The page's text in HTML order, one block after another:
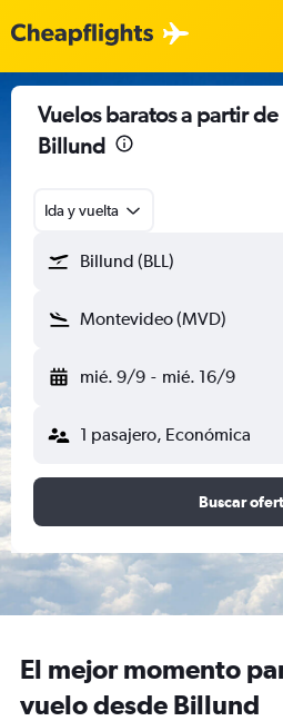
Vuelos baratos a partir
Billund
Ida y vuelta
Billund (BLL)
Montevideo (MVD)
mié. 9/9 - mié. 16/9
1 pasajero, Económica
Buscar
El mejor momento
vuelo desde Billund